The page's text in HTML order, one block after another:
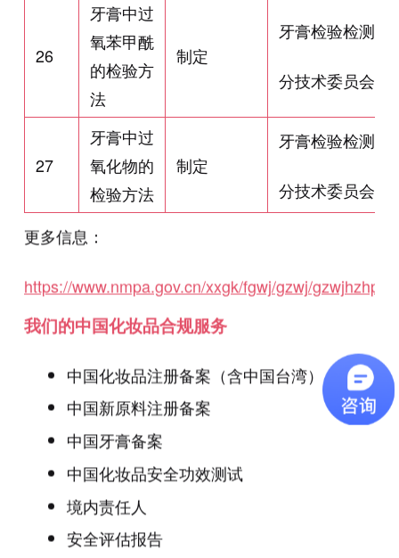
26
牙膏中过
氧苯甲酰
的检验方
法
制定
牙膏检验检测
分技术委员会
27
牙膏中过
氧化物的
检验方法
制定
牙膏检验检测
分技术委员会
更多信息：
https://www.nmpa.gov.cn/xxgk/fgwj/gzwj/gzwjhzhp/
我们的中国化妆品合规服务
中国化妆品注册备案（含中国台湾）
中国新原料注册备案
中国牙膏备案
中国化妆品安全功效测试
境内责任人
安全评估报告